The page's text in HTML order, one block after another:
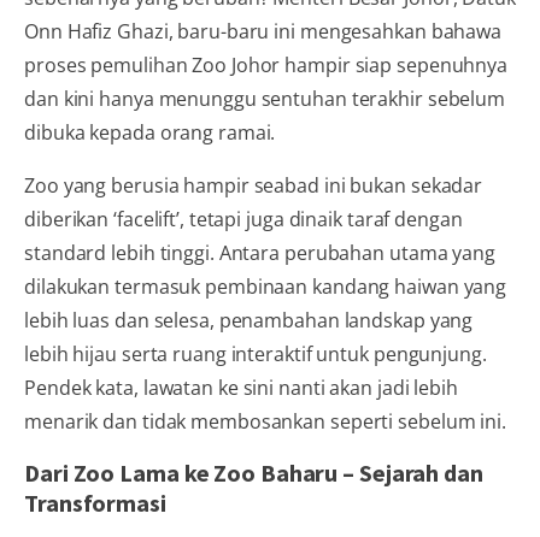
Onn Hafiz Ghazi, baru-baru ini mengesahkan bahawa
proses pemulihan Zoo Johor hampir siap sepenuhnya
dan kini hanya menunggu sentuhan terakhir sebelum
dibuka kepada orang ramai.
Zoo yang berusia hampir seabad ini bukan sekadar
diberikan ‘facelift’, tetapi juga dinaik taraf dengan
standard lebih tinggi. Antara perubahan utama yang
dilakukan termasuk pembinaan kandang haiwan yang
lebih luas dan selesa, penambahan landskap yang
lebih hijau serta ruang interaktif untuk pengunjung.
Pendek kata, lawatan ke sini nanti akan jadi lebih
menarik dan tidak membosankan seperti sebelum ini.
Dari Zoo Lama ke Zoo Baharu – Sejarah dan
Transformasi